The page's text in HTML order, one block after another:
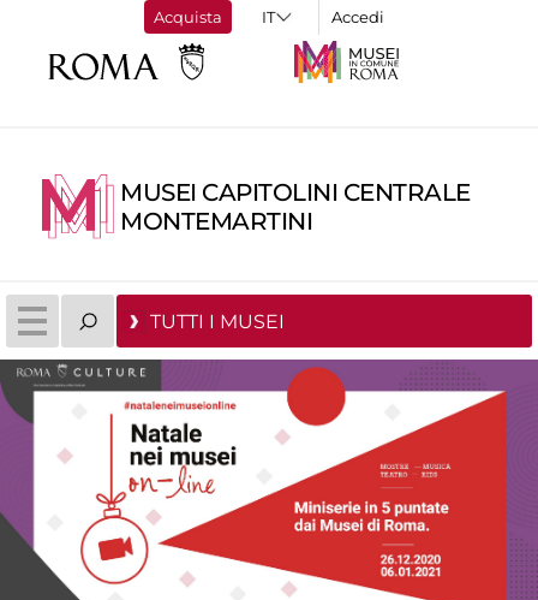
Acquista Accedi
MUSEI CAPITOLINI CENTRALE
MONTEMARTINI
TUTTI I MUSEI